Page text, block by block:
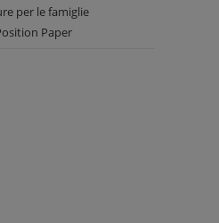
per le famiglie
Paper